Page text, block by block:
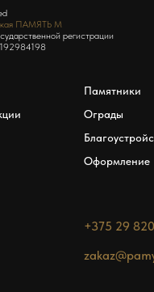
ПАМЯТЬ М
регистрации
Памятники
Ограды
Оформление
+375 29